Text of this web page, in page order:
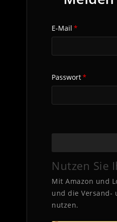
E-Mail
Passwort
Nutzen Sie
Mit Amazon und
und die Versand-
nutzen.